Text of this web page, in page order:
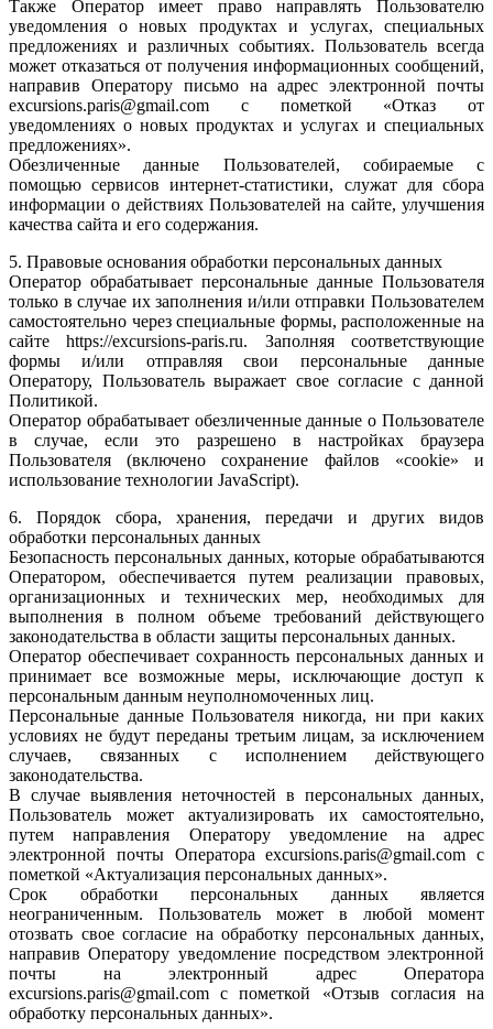
Также Оператор имеет право направлять Пользователю
уведомления о новых продуктах и услугах, специальных
предложениях и различных событиях. Пользователь всегда
может отказаться от получения информационных сообщений,
направив Оператору письмо на адрес электронной почты
excursions.paris@gmail.com с пометкой «Отказ от
уведомлениях о новых продуктах и услугах и специальных
предложениях».
Обезличенные данные Пользователей, собираемые с
помощью сервисов интернет-статистики, служат для сбора
информации о действиях Пользователей на сайте, улучшения
качества сайта и его содержания.
5. Правовые основания обработки персональных данных
Оператор обрабатывает персональные данные Пользователя
только в случае их заполнения и/или отправки Пользователем
самостоятельно через специальные формы, расположенные на
сайте https://excursions-paris.ru. Заполняя соответствующие
формы и/или отправляя свои персональные данные
Оператору, Пользователь выражает свое согласие с данной
Политикой.
Оператор обрабатывает обезличенные данные о Пользователе
в случае, если это разрешено в настройках браузера
Пользователя (включено сохранение файлов «cookie» и
использование технологии JavaScript).
6. Порядок сбора, хранения, передачи и других видов
обработки персональных данных
Безопасность персональных данных, которые обрабатываются
Оператором, обеспечивается путем реализации правовых,
организационных и технических мер, необходимых для
выполнения в полном объеме требований действующего
законодательства в области защиты персональных данных.
Оператор обеспечивает сохранность персональных данных и
принимает все возможные меры, исключающие доступ к
персональным данным неуполномоченных лиц.
Персональные данные Пользователя никогда, ни при каких
условиях не будут переданы третьим лицам, за исключением
случаев, связанных с исполнением действующего
законодательства.
В случае выявления неточностей в персональных данных,
Пользователь может актуализировать их самостоятельно,
путем направления Оператору уведомление на адрес
электронной почты Оператора excursions.paris@gmail.com с
пометкой «Актуализация персональных данных».
Срок обработки персональных данных является
неограниченным. Пользователь может в любой момент
отозвать свое согласие на обработку персональных данных,
направив Оператору уведомление посредством электронной
почты на электронный адрес Оператора
excursions.paris@gmail.com с пометкой «Отзыв согласия на
обработку персональных данных».